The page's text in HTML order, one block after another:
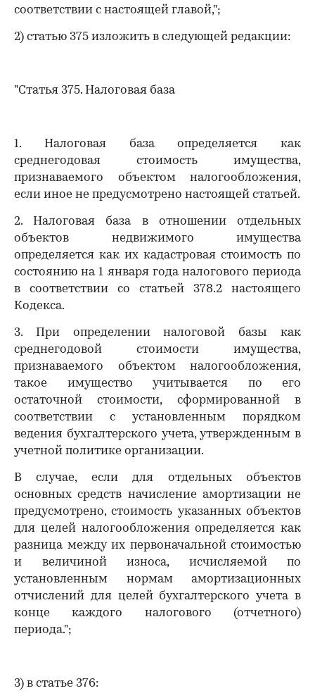
соответствии с настоящей главой,";
2) статью 375 изложить в следующей редакции:
"Статья 375. Налоговая база
1. Налоговая база определяется как
среднегодовая стоимость имущества,
признаваемого объектом налогообложения,
если иное не предусмотрено настоящей статьей.
2. Налоговая база в отношении отдельных
объектов недвижимого имущества
определяется как их кадастровая стоимость по
состоянию на 1 января года налогового периода
в соответствии со статьей 378.2 настоящего
Кодекса.
3. При определении налоговой базы как
среднегодовой стоимости имущества,
признаваемого объектом налогообложения,
такое имущество учитывается по его
остаточной стоимости, сформированной в
соответствии с установленным порядком
ведения бухгалтерского учета, утвержденным в
учетной политике организации.
В случае, если для отдельных объектов
основных средств начисление амортизации не
предусмотрено, стоимость указанных объектов
для целей налогообложения определяется как
разница между их первоначальной стоимостью
и величиной износа, исчисляемой по
установленным нормам амортизационных
отчислений для целей бухгалтерского учета в
конце каждого налогового (отчетного)
периода.";
3) в статье 376: